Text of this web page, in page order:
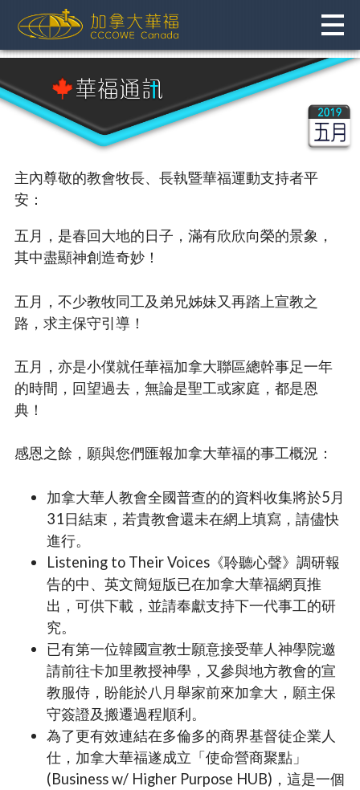
content
主內尊敬的教會牧長、長執暨華福運動支持者平
安：
五月，是春回大地的日子，滿有欣欣向榮的景象，
其中盡顯神創造奇妙！
五月，不少教牧同工及弟兄姊妹又再踏上宣教之
路，求主保守引導！
五月，亦是小僕就任華福加拿大聯區總幹事足一年
的時間，回望過去，無論是聖工或家庭，都是恩
典！
感恩之餘，願與您們匯報加拿大華福的事工概況：
加拿大華人教會全國普查的的資料收集將於5月
31日結束，若貴教會還未在網上填寫，請儘快
進行。
Listening to Their Voices《聆聽心聲》調研報
告的中、英文簡短版已在加拿大華福網頁推
出，可供下載，並請奉獻支持下一代事工的研
究。
已有第一位韓國宣教士願意接受華人神學院邀
請前往卡加里教授神學，又參與地方教會的宣
教服侍，盼能於八月舉家前來加拿大，願主保
守簽證及搬遷過程順利。
為了更有效連結在多倫多的商界基督徒企業人
仕，加拿大華福遂成立「使命營商聚點」
(Business w/ Higher Purpose HUB)，這是一個